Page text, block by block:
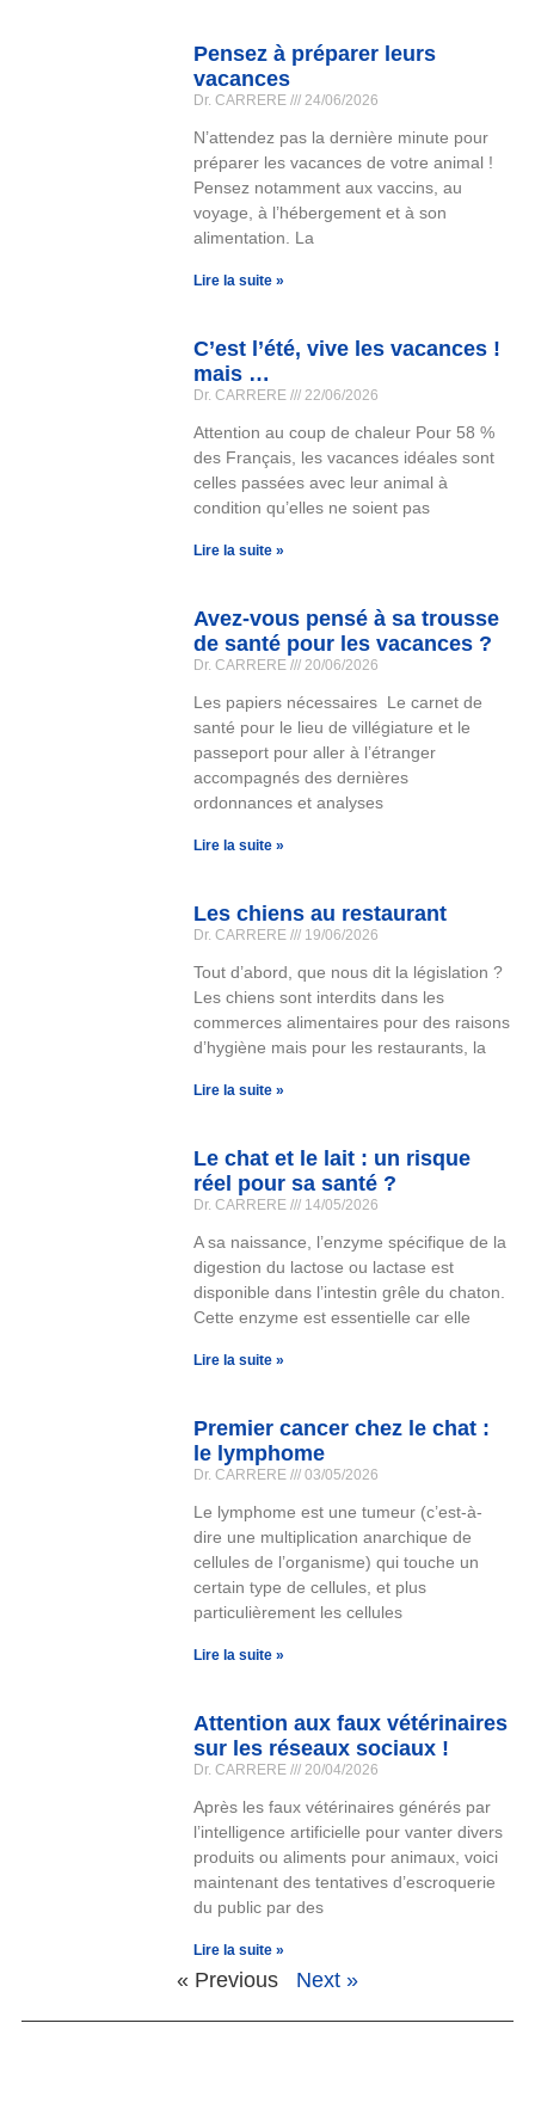
Pensez à préparer leurs
vacances
Dr. CARRERE 24/06/2026
N’attendez pas la dernière minute pour
préparer les vacances de votre animal !
Pensez notamment aux vaccins, au
voyage, à l’hébergement et à son
alimentation. La
Lire la suite »
C’est l’été, vive les vacances !
mais …
Dr. CARRERE 22/06/2026
Attention au coup de chaleur Pour 58 %
des Français, les vacances idéales sont
celles passées avec leur animal à
condition qu’elles ne soient pas
Lire la suite »
Avez-vous pensé à sa trousse
de santé pour les vacances ?
Dr. CARRERE 20/06/2026
Les papiers nécessaires Le carnet de
santé pour le lieu de villégiature et le
passeport pour aller à l’étranger
accompagnés des dernières
ordonnances et analyses
Lire la suite »
Les chiens au restaurant
Dr. CARRERE 19/06/2026
Tout d’abord, que nous dit la législation ?
Les chiens sont interdits dans les
commerces alimentaires pour des raisons
d’hygiène mais pour les restaurants, la
Lire la suite »
Le chat et le lait : un risque
réel pour sa santé ?
Dr. CARRERE 14/05/2026
A sa naissance, l’enzyme spécifique de la
digestion du lactose ou lactase est
disponible dans l’intestin grêle du chaton.
Cette enzyme est essentielle car elle
Lire la suite »
Premier cancer chez le chat :
le lymphome
Dr. CARRERE 03/05/2026
Le lymphome est une tumeur (c’est-à-
dire une multiplication anarchique de
cellules de l’organisme) qui touche un
certain type de cellules, et plus
particulièrement les cellules
Lire la suite »
Attention aux faux vétérinaires
sur les réseaux sociaux !
Dr. CARRERE 20/04/2026
Après les faux vétérinaires générés par
l’intelligence artificielle pour vanter divers
produits ou aliments pour animaux, voici
maintenant des tentatives d’escroquerie
du public par des
Lire la suite »
« Previous Next »